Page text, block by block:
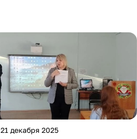
21 декабря 2025